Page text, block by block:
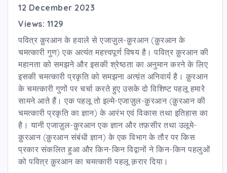
12 December 2023
Views: 1129
पवित्र क़ुरआन के हवाले से एजाज़ुल-क़ुरआन (क़ुरआन के
चमत्कारी गुण) एक अत्यंत महत्त्वपूर्ण विषय है। पवित्र क़ुरआन की
महानता को समझने और इसकी श्रेष्ठता का अनुमान करने के लिए
इसकी चमत्कारी प्रकृति को समझना अत्य़ंत अनिवार्य है। क़ुरआन
के चमत्कारी गुणों पर चर्चा करते हुए उसके दो विशिष्ट पहलू हमारे
सामने आते हैं। एक पहलू तो इल्मे-एजाज़ुल-क़ुरआन (क़ुरआन की
चमत्कारी प्रकृति का ज्ञान) के आरंभ एवं विकास तथा इतिहास का
है। यानी एजाज़ुल-क़ुरआन एक ज्ञान और तफ़सीर तथा उलूमे-
क़ुरआन (क़ुरआन संबंधी ज्ञान) के एक विभाग के तौर पर किस
प्रकार संकलित हुआ और किन-किन विद्वानों ने किन-किन पहलुओं
को पवित्र क़ुरआन का चमत्कारी पहलू क़रार दिया।